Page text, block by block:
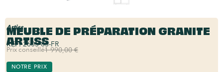
Artiss
MEUBLE DE PRÉPARATION GRANITE
ARTISS
REF:2605-85-FR
Prix conseillé1 990,00 €
NOTRE PRIX